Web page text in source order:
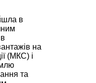
в
на
(МКС) і
та